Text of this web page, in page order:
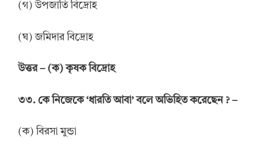
(গ) উপজাতি বিদ্রোহ
(ঘ) জমিদার বিদ্রোহ
উত্তর– (ক) কৃষক বিদ্রোহ
৩৩. কে নিজেকে ‘ধারতি আবা’ বলে অভিহিত করেছেন ? –
(ক) বিরসা মুন্ডা